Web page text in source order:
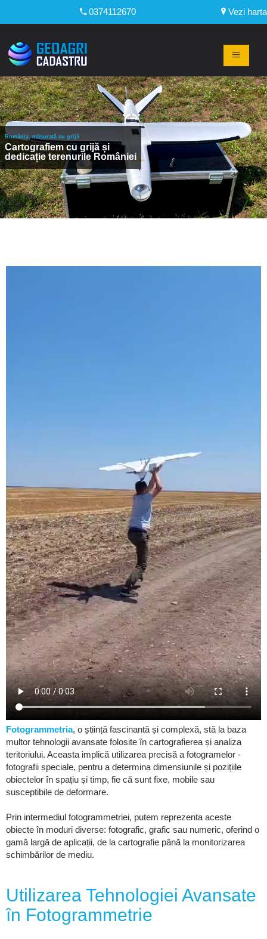
0374112670 Vezi harta
România, măsurată cu grijă
Cartografiem cu grijă și
dedicație terenurile României
Fotogrammetria, o știință fascinantă și complexă, stă la baza
multor tehnologii avansate folosite în cartografierea și analiza
teritoriului. Aceasta implică utilizarea precisă a fotogramelor -
fotografii speciale, pentru a determina dimensiunile și pozițiile
obiectelor în spațiu și timp, fie că sunt fixe, mobile sau
susceptibile de deformare.
Prin intermediul fotogrammetriei, putem reprezenta aceste
obiecte în moduri diverse: fotografic, grafic sau numeric, oferind o
gamă largă de aplicații, de la cartografie până la monitorizarea
schimbărilor de mediu.
Utilizarea Tehnologiei Avansate
în Fotogrammetrie